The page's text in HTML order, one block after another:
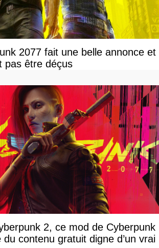
2077 fait une belle annonce et
pas être déçus
2, ce mod de Cyberpunk
contenu gratuit digne d’un vrai